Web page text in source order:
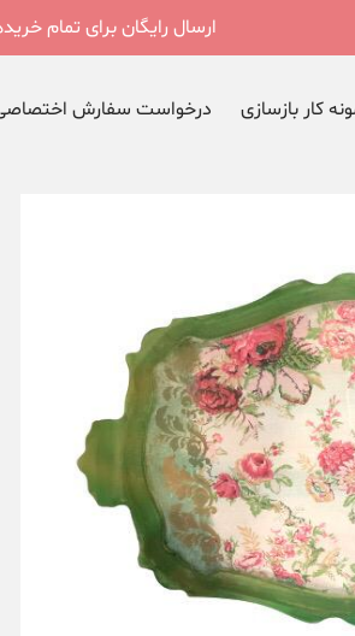
ارسال رایگان برای تمام
کار بازسازی درخواست سفارش